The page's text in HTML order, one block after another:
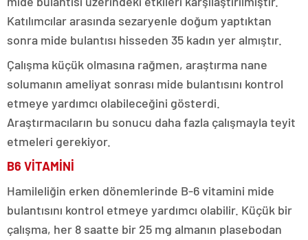
Katılımcılar arasında sezaryenle doğum yaptıktan
sonra mide bulantısı hisseden 35 kadın yer almıştır.
Çalışma küçük olmasına rağmen, araştırma nane
solumanın ameliyat sonrası mide bulantısını kontrol
etmeye yardımcı olabileceğini gösterdi.
Araştırmacıların bu sonucu daha fazla çalışmayla teyit
etmeleri gerekiyor.
B6 VİTAMİNİ
Hamileliğin erken dönemlerinde B-6 vitamini mide
bulantısını kontrol etmeye yardımcı olabilir. Küçük bir
çalışma, her 8 saatte bir 25 mg almanın plasebodan